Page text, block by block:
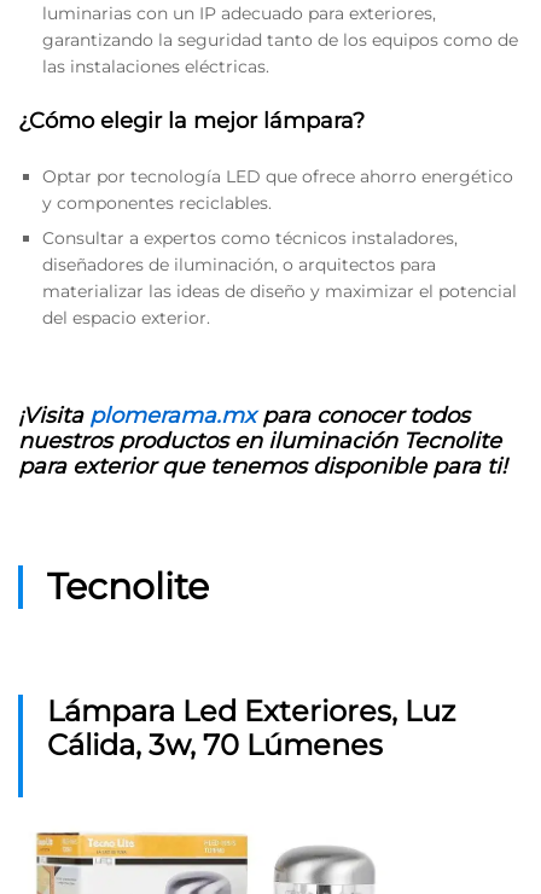
luminarias con un IP adecuado para exteriores,
garantizando la seguridad tanto de los equipos como de
las instalaciones eléctricas.
¿Cómo elegir la mejor lámpara?
Optar por tecnología LED que ofrece ahorro energético
y componentes reciclables.
Consultar a expertos como técnicos instaladores,
diseñadores de iluminación, o arquitectos para
materializar las ideas de diseño y maximizar el potencial
del espacio exterior.
¡Visita plomerama.mxpara conocer todos
nuestros productos en iluminación Tecnolite
para exterior que tenemos disponible para ti!
Tecnolite
Lámpara Led Exteriores, Luz
Cálida, 3w, 70 Lúmenes